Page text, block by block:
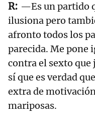
—Es un partido
ilusiona pero
afronto todos los
parecida. Me pone
contra el sexto que
sí que es verdad
extra de
mariposas.